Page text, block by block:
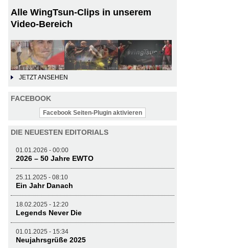
Alle WingTsun-Clips in unserem
Video-Bereich
JETZT ANSEHEN
FACEBOOK
Facebook Seiten-Plugin aktivieren
DIE NEUESTEN EDITORIALS
01.01.2026 - 00:00
2026 – 50 Jahre EWTO
25.11.2025 - 08:10
Ein Jahr Danach
18.02.2025 - 12:20
Legends Never Die
01.01.2025 - 15:34
Neujahrsgrüße 2025